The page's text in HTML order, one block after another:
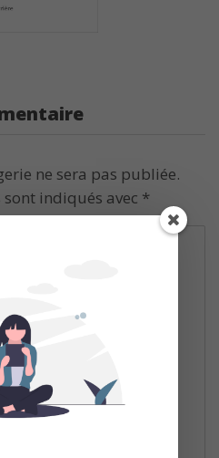
ne sera pas publiée.
indiqués avec *